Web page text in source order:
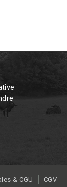
& CGU CGV